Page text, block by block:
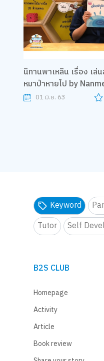
นิทานพาเหลิน เรื่อง เล่
หมาป่าหายไป by
Home Sweet Home
01 มิ.ย. 63
Keyword
Tutor
Self
B2S CLUB
Homepage
Activity
Article
Book review